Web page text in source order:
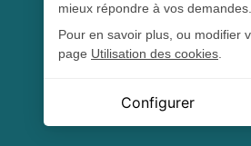
L 5213-3
Distrimed.com est un service
mieux répondre à vos demandes.
Pour en savoir plus, ou modifier
page Utilisation des cookies
Cookie de session,
Configurer